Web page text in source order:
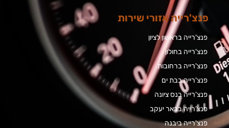
פנצ'רייה אזורי שירות
פנצ'רייה בראשון לציון
פנצ'רייה בחולון
פנצ'רייה ברחובות
פנצ'רייה בבת ים
פנצ'רייה בנס ציונה
פנצ'רייה בבאר יעקב
פנצ'רייה ביבנה